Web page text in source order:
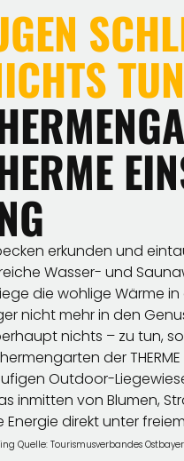
TUN:
erkunden und
Wasser- und
die wohlige Wärme in
nicht mehr in den
nichts – zu tun,
der THERME
Outdoor-
inmitten von Blumen,
direkt unter
Quelle: Tourismusverbandes